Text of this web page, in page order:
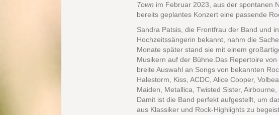
Town im Februar 2023, aus der spontanen
bereits geplantes Konzert eine passende
Sandra Patsis, die Frontfrau der Band und
Hochzeitssängerin bekannt, nahm die
Monate später stand sie mit einem
Musikern auf der Bühne.Das Repertoire
breite Auswahl an Songs von bekannten
Halestorm, Kiss, ACDC, Alice Cooper,
Maiden, Metallica, Twisted Sister,
Damit ist die Band perfekt aufgestellt, um
aus Klassiker und Rock-Highlights zu